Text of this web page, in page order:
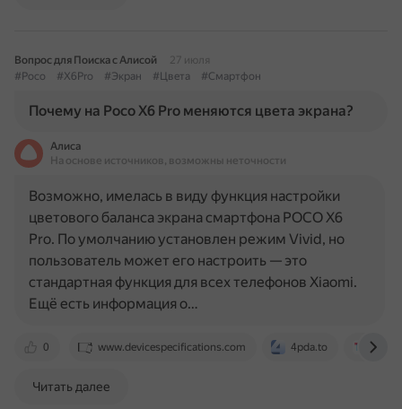
Вопрос для Поиска с Алисой
27 июля
#Poco
#X6Pro #Экран #Цвета #Смартфон
Почему на Poco X6 Pro меняются цвета экрана?
Алиса
На основе источников, возможны неточности
0 www.devicespecifications.com 4pda.to
Возможно, имелась в виду функция настройки
цветового баланса экрана смартфона POCO X6
Pro. По умолчанию установлен режим Vivid, но
пользователь может его настроить — это
стандартная функция для всех телефонов Xiaomi.
Ещё есть информация о…
Читать далее